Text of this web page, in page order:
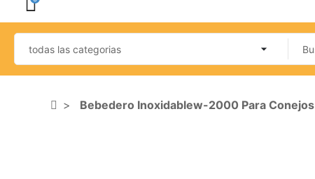
Bebedero Inoxidablew-2000 Para Conejos